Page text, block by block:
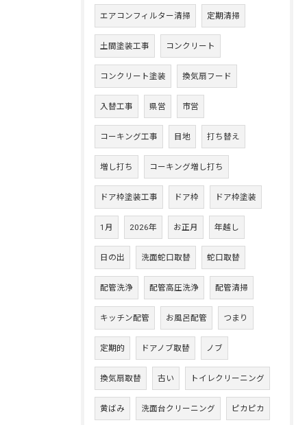
エアコンフィルター清掃 定期清掃
土間塗装工事 コンクリート
コンクリート塗装 換気扇フード
入替工事 県営 市営
コーキング工事 目地 打ち替え
増し打ち コーキング増し打ち
ドア枠塗装工事 ドア枠 ドア枠塗装
1月 2026年 お正月 年越し
日の出 洗面蛇口取替 蛇口取替
配管洗浄 配管高圧洗浄 配管清掃
キッチン配管 お風呂配管 つまり
定期的 ドアノブ取替 ノブ
換気扇取替 古い トイレクリーニング
黄ばみ 洗面台クリーニング ピカピカ